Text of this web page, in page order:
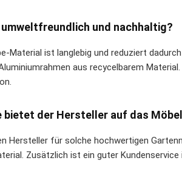
und nachhaltig?
Material ist langlebig und reduziert
aus recycelbarem
bietet der Hersteller auf das
Hersteller für solche hochwertigen
Zusätzlich ist ein guter